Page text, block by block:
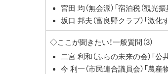
宮田 均（無会派）「宿泊税（観光
坂口 邦夫（富良野クラブ）「激
◇ここが聞きたい！一般質問（3）
二宮 利和（ふらの未来の会）「
今 利一（市民連合議員会）「農